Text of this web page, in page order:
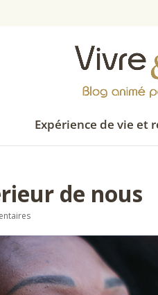
Expérience de vie et
de nous